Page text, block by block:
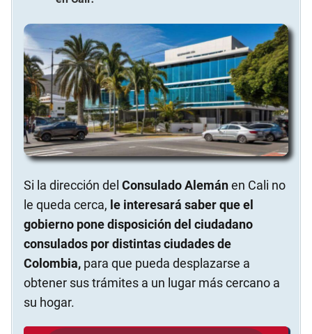
Si la dirección del Consulado Alemánen Cali no
le queda cerca, le interesará saber que el
gobierno pone disposición del ciudadano
consulados por distintas ciudades de
Colombia, para que pueda desplazarse a
obtener sus trámites a un lugar más cercano a
su hogar.